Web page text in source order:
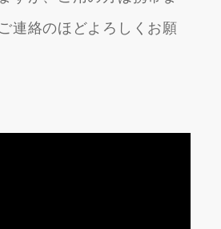
連絡のほどよろしくお願